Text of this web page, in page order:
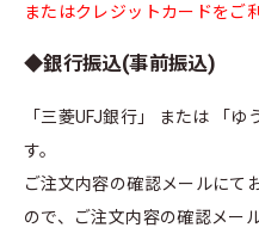
またはクレジットカードをご
◆銀行振込(事前振込)
「三菱UFJ銀行」 または 「
す。
ご注文内容の確認メールにて
ので、ご注文内容の確認メー